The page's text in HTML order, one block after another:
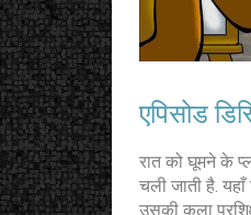
एपिसोड
रात को घूमने के
चली जाती है.
उसकी कला